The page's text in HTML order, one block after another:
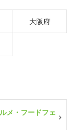
大阪府
メ・フードフェ